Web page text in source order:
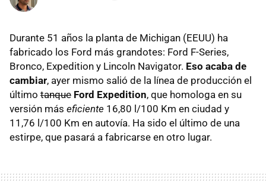
Durante 51 años la planta de Michigan (EEUU) ha
fabricado los Ford más grandotes: Ford F-Series,
Bronco, Expedition y Lincoln Navigator. Eso acaba de
cambiar, ayer mismo salió de la línea de producción el
último tanque Ford Expedition, que homologa en su
versión más eficiente 16,80 l/100 Km en ciudad y
11,76 l/100 Km en autovía. Ha sido el último de una
estirpe, que pasará a fabricarse en otro lugar.